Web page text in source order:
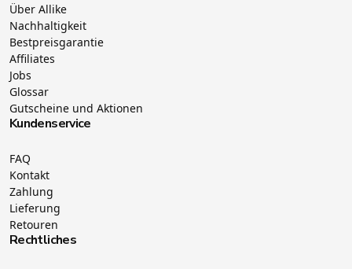
Über Allike
Nachhaltigkeit
Bestpreisgarantie
Affiliates
Jobs
Glossar
Gutscheine und Aktionen
Kundenservice
FAQ
Kontakt
Zahlung
Lieferung
Retouren
Rechtliches